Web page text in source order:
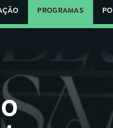
PROGRAMAS